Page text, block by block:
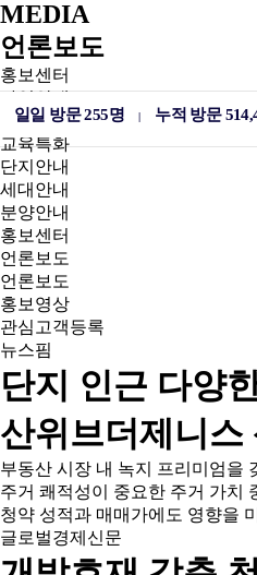
교육특화 단지
일일 방문 255명 | 누적 방문
MEDIA
언론보도
홍보센터
사업안내
입지안내
교육특화
단지안내
세대안내
분양안내
홍보센터
언론보도
언론보도
홍보영상
관심고객등록
뉴스핌
단지 인근 다양
산위브더제니스
부동산 시장 내 녹지 프리미엄을
주거 쾌적성이 중요한 주거 가치
청약 성적과 매매가에도 영향을
글로벌경제신문